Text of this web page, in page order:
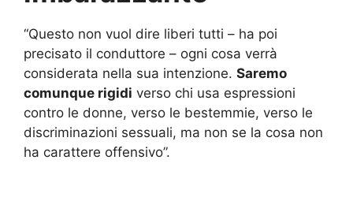
“Questo non vuol dire liberi tutti – ha poi
precisato il conduttore – ogni cosa verrà
considerata nella sua intenzione. Saremo
comunque rigidi verso chi usa espressioni
contro le donne, verso le bestemmie, verso le
discriminazioni sessuali, ma non se la cosa non
ha carattere offensivo”.